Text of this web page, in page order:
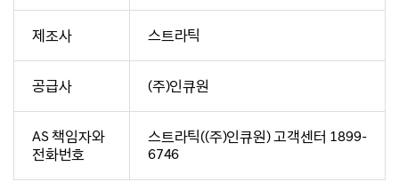
제조사 스트라틱
공급사 (주)인큐원
AS 책임자와
전화번호
스트라틱((주)인큐원) 고객센터 1899-
6746